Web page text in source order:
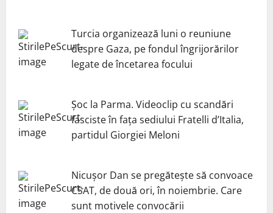
Turcia organizează luni o reuniune
despre Gaza, pe fondul îngrijorărilor
legate de încetarea focului
Șoc la Parma. Videoclip cu scandări
fasciste în fața sediului Fratelli d’Italia,
partidul Giorgiei Meloni
Nicuşor Dan se pregăteşte să convoace
CSAT, de două ori, în noiembrie. Care
sunt motivele convocării